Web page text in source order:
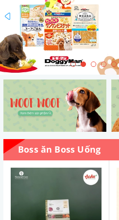
prev
Boss ăn Boss Uống